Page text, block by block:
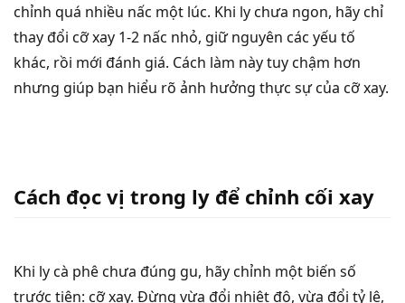
chỉnh quá nhiều nấc một lúc. Khi ly chưa ngon, hãy chỉ
thay đổi cỡ xay 1-2 nấc nhỏ, giữ nguyên các yếu tố
khác, rồi mới đánh giá. Cách làm này tuy chậm hơn
nhưng giúp bạn hiểu rõ ảnh hưởng thực sự của cỡ xay.
Cách đọc vị trong ly để chỉnh cối xay
Khi ly cà phê chưa đúng gu, hãy chỉnh một biến số
trước tiên: cỡ xay. Đừng vừa đổi nhiệt độ, vừa đổi tỷ lệ,